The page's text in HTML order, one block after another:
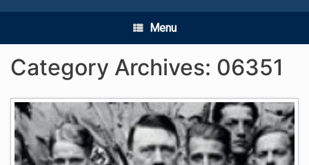
Menu
Category Archives: 06351